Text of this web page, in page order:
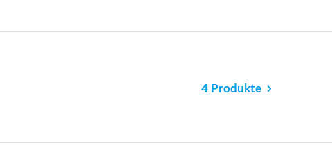
4 Produkte